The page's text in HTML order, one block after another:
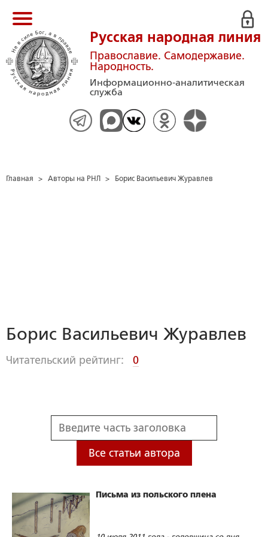
Русская народная линия
Православие. Самодержавие.
Народность.
Информационно-аналитическая
служба
Главная > Авторы на РНЛ > Борис Васильевич Журавлев
Борис Васильевич Журавлев
Читательский рейтинг: 0
Все статьи автора
Письма из польского плена